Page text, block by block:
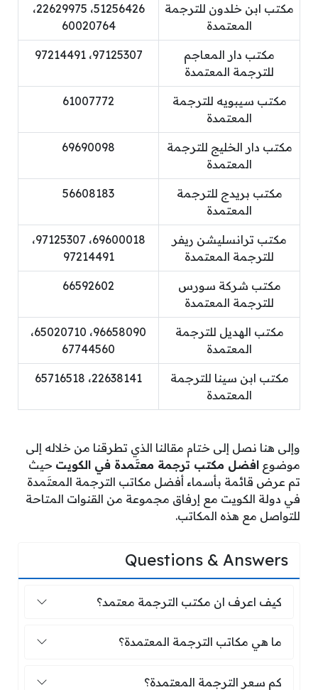
مكتب ابن خلدون للترجمة
المعتمدة
51256426، 22629975،
60020764
مكتب دار المعاجم
للترجمة المعتمدة
97125307، 97214491
مكتب سيبويه للترجمة
المعتمدة
61007772
مكتب دار الخليج للترجمة
المعتمدة
69690098
مكتب بريدج للترجمة
المعتمدة
56608183
مكتب ترانسليشن ريفر
للترجمة المعتمدة
69600018، 97125307،
97214491
مكتب شركة سورس
للترجمة المعتمدة
66592602
مكتب الهديل للترجمة
المعتمدة
96658090، 65020710،
67744560
مكتب ابن سينا للترجمة
المعتمدة
22638141، 65716518
وإلى هنا نصل إلى ختام مقالنا الذي تطرقنا من خلاله إلى
موضوع افضل مكتب ترجمة معتَمدة في الكويت حيث
تم عرض قائمة بأسماء أفضل مكاتب الترجمة المعتَمدة
في دولة الكويت مع إرفاق مجموعة من القنوات المتاحة
للتواصل مع هذه المكاتب.
Questions & Answers
كيف اعرف ان مكتب الترجمة معتمد؟
كيف اعرف ان مكتب الترجمة معتمد؟
ما هي مكاتب الترجمة المعتمدة؟
ما هي مكاتب الترجمة المعتمدة؟
كم سعر الترجمة المعتمدة؟
كم سعر الترجمة المعتمدة؟